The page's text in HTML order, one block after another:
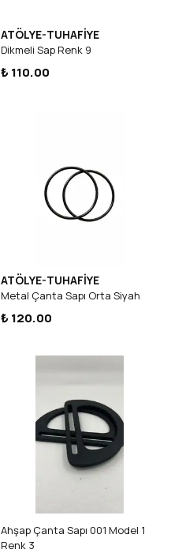
ATÖLYE-TUHAFİYE
Dikmeli Sap Renk 9
₺ 110.00
ATÖLYE-TUHAFİYE
Metal Çanta Sapı Orta Siyah
₺ 120.00
Ahşap Çanta Sapı 001 Model 1
Renk 3